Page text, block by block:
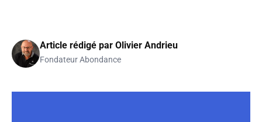
Article rédigé par Olivier Andrieu
Fondateur Abondance